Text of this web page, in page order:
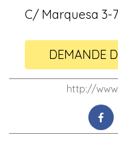
C/ Marquesa 3-
DEMANDE
http://